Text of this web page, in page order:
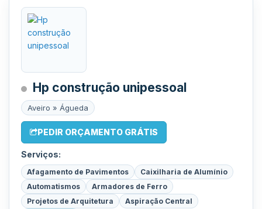
Hp construção unipessoal
Aveiro » Águeda
PEDIR ORÇAMENTO GRÁTIS
Serviços:
Afagamento de Pavimentos
Caixilharia de Alumínio
Automatismos
Armadores de Ferro
Projetos de Arquitetura
Aspiração Central